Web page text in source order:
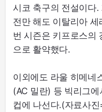
시코 축구의 전설이다
전만 해도 이탈리아
번 시즌은 키프로스의
으로 활약했다.
이외에도 라울 히메네
(AC 밀란) 등 빅리그
컵에 나선다.(자료사